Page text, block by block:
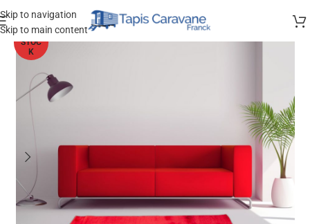
Skip to navigation
Skip to main content
HORS
STOC
K